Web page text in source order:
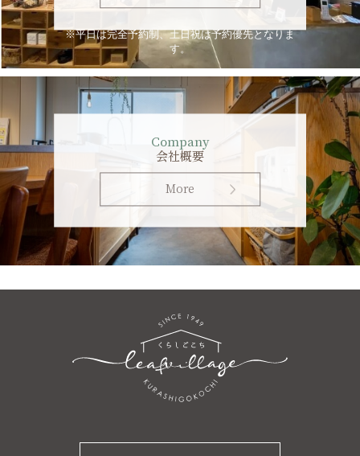
※平日は完全予約制、土日祝は予約優先となりま
す。
Company
会社概要
More